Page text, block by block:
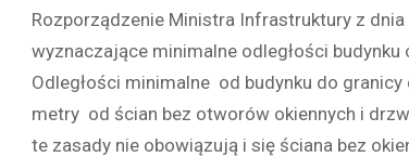
Rozporządzenie Ministra Infrastruktury z
wyznaczające minimalne odległości
Odległości minimalne od budynku do
metry od ścian bez otworów okiennych i
te zasady nie obowiązują i się ściana bez